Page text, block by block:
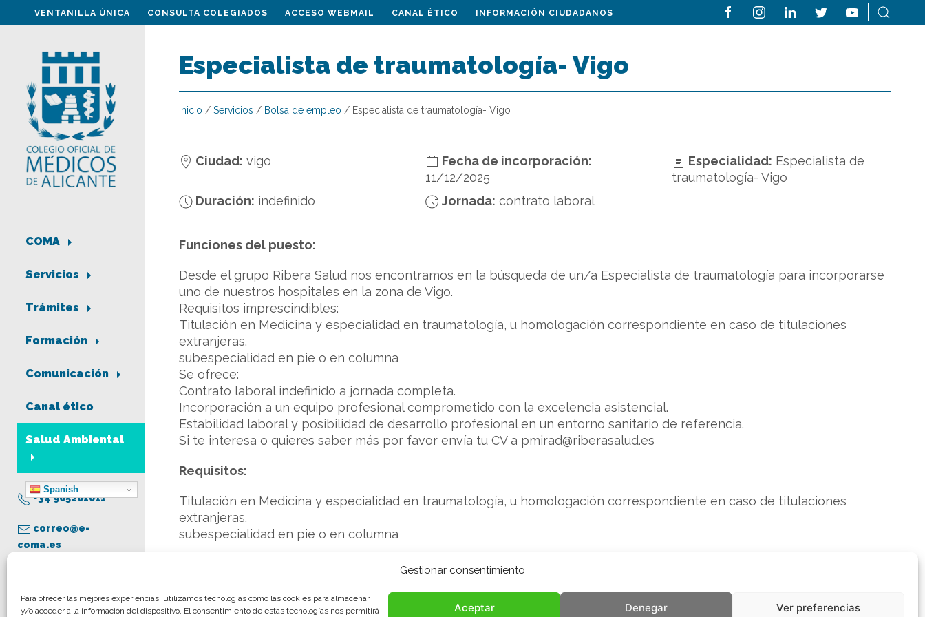
Gestionar consentimiento
Para ofrecer las mejores experiencias, utilizamos tecnologías como las cookies para almacenar
y/o acceder a la información del dispositivo. El consentimiento de estas tecnologías nos permitirá
Aceptar Denegar Ver preferencias
VENTANILLA ÚNICA CONSULTA COLEGIADOS ACCESO WEBMAIL CANAL ÉTICO INFORMACIÓN CIUDADANOS
COMA
Servicios
Trámites
Formación
Comunicación
Canal ético
Salud Ambiental
Spanish
+34 965261011
correo@e-
coma.es
Aviso legal
Especialista de traumatología- Vigo
Inicio / Servicios / Bolsa de empleo / Especialista de traumatología- Vigo
Ciudad: vigo
Fecha de incorporación:
11/12/2025
Especialidad: Especialista de
traumatología- Vigo
Duración: indefinido Jornada: contrato laboral
Funciones del puesto:
Desde el grupo Ribera Salud nos encontramos en la búsqueda de un/a Especialista de traumatología para incorporarse
uno de nuestros hospitales en la zona de Vigo.
Requisitos imprescindibles:
Titulación en Medicina y especialidad en traumatología, u homologación correspondiente en caso de titulaciones
extranjeras.
subespecialidad en pie o en columna
Se ofrece:
Contrato laboral indefinido a jornada completa.
Incorporación a un equipo profesional comprometido con la excelencia asistencial.
Estabilidad laboral y posibilidad de desarrollo profesional en un entorno sanitario de referencia.
Si te interesa o quieres saber más por favor envía tu CV a pmirad@riberasalud.es
Requisitos:
Titulación en Medicina y especialidad en traumatología, u homologación correspondiente en caso de titulaciones
extranjeras.
subespecialidad en pie o en columna